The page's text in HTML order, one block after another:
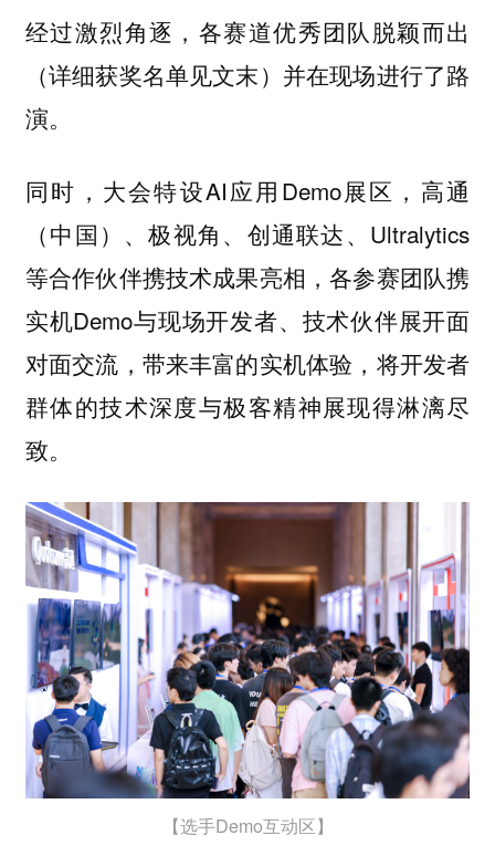
经过激烈角逐，各赛道优秀团队脱颖而出
（详细获奖名单见文末）并在现场进行了路
演。
同时，大会特设AI应用Demo展区，高通
（中国）、极视角、创通联达、Ultralytics
等合作伙伴携技术成果亮相，各参赛团队携
实机Demo与现场开发者、技术伙伴展开面
对面交流，带来丰富的实机体验，将开发者
群体的技术深度与极客精神展现得淋漓尽
致。
【选手Demo互动区】